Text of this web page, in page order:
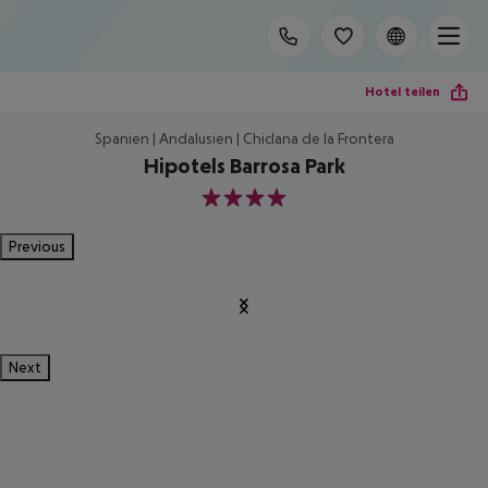
Hotel teilen
Spanien | Andalusien | Chiclana de la Frontera
Hipotels Barrosa Park
4
Previous
Next